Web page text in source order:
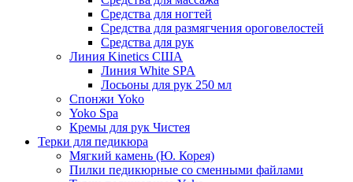
Средства для ногтей
Средства для размягчения ороговелостей
Средства для рук
Линия Kinetics США
Линия White SPA
Лосьоны для рук 250 мл
Спонжи Yoko
Yoko Spa
Кремы для рук Чистея
Терки для педикюра
Мягкий камень (Ю. Корея)
Пилки педикюрные со сменными файлами